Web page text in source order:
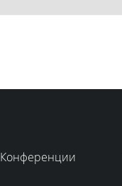
Конференции